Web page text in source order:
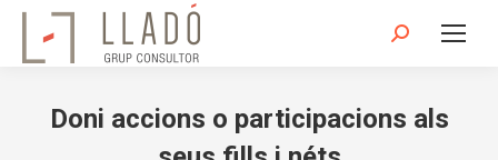
Search:
Doni accions o participacions als